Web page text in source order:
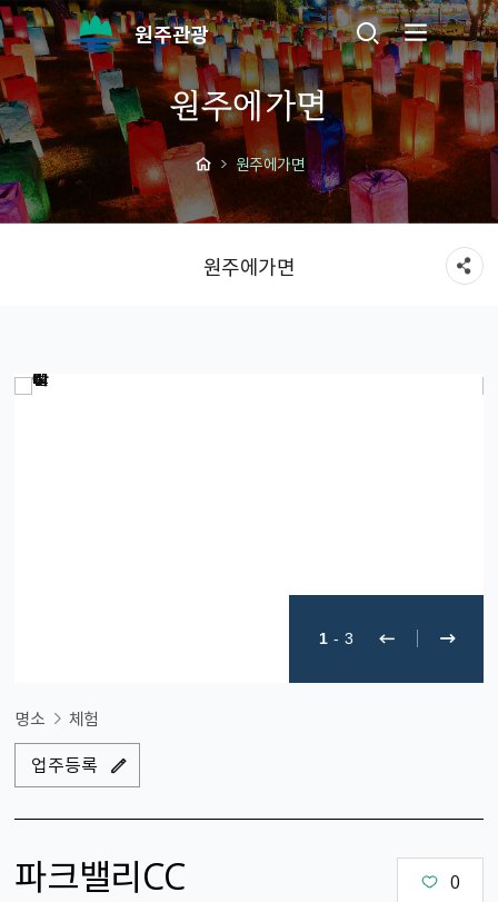
원주관광
원주에가면
원주에가면
원주에가면
1 - 3
명소 체험
업주등록
파크밸리CC 0